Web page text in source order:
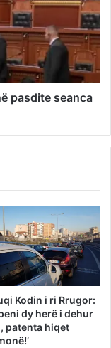
pasdite seanca
Kodin i ri Rrugor:
dy herë i dehur
patenta hiqet